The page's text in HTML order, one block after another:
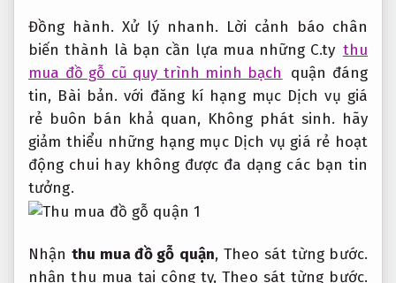
Đồng hành. Xử lý nhanh. Lời cảnh báo chân
biến thành là bạn cần lựa mua những C.ty thu
mua đồ gỗ cũ quy trình minh bạch
quận đáng
tin, Bài bản. với đăng kí hạng mục Dịch vụ giá
rẻ buôn bán khả quan, Không phát sinh. hãy
giảm thiểu những hạng mục Dịch vụ giá rẻ hoạt
động chui hay không được đa dạng các bạn tin
tưởng.
Nhận thu mua đồ gỗ quận, Theo sát từng bước.
nhận thu mua tại công ty,Theo sát từng bước.